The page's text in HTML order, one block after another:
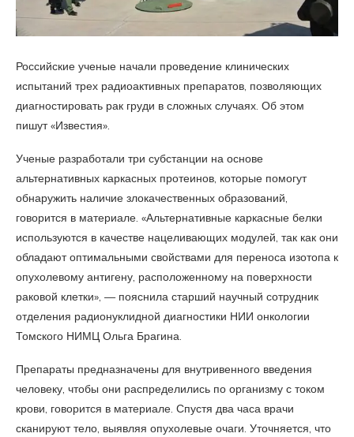
Российские ученые начали проведение клинических
испытаний трех радиоактивных препаратов, позволяющих
диагностировать рак груди в сложных случаях. Об этом
пишут «Известия».
Ученые разработали три субстанции на основе
альтернативных каркасных протеинов, которые помогут
обнаружить наличие злокачественных образований,
говорится в материале. «Альтернативные каркасные белки
используются в качестве нацеливающих модулей, так как они
обладают оптимальными свойствами для переноса изотопа к
опухолевому антигену, расположенному на поверхности
раковой клетки», — пояснила старший научный сотрудник
отделения радионуклидной диагностики НИИ онкологии
Томского НИМЦ Ольга Брагина.
Препараты предназначены для внутривенного введения
человеку, чтобы они распределились по организму с током
крови, говорится в материале. Спустя два часа врачи
сканируют тело, выявляя опухолевые очаги. Уточняется, что